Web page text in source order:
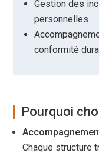
Gestion des
personnelles
conformité
Pourquoi
Chaque structure